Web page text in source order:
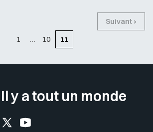
1
… 10 11
Suivant ›
Il y a tout un monde
de l'UQO
de l'UQO
X (Twitter) de l'UQO
YouTube de l'UQO